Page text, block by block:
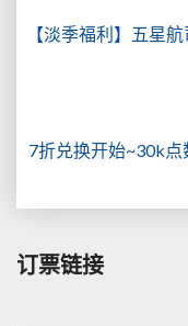
【淡季福利】五星
7折兑换开始~30k点
订票链接